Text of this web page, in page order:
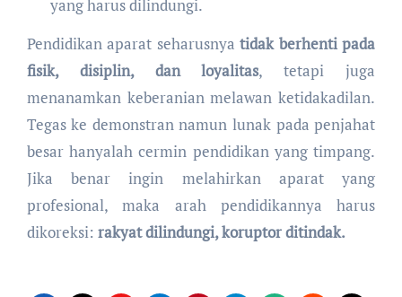
yang harus dilindungi.
Pendidikan aparat seharusnyatidak berhenti pada
fisik, disiplin, dan loyalitas, tetapi juga
menanamkan keberanian melawan ketidakadilan.
Tegas ke demonstran namun lunak pada penjahat
besar hanyalah cermin pendidikan yang timpang.
Jika benar ingin melahirkan aparat yang
profesional, maka arah pendidikannya harus
dikoreksi: rakyat dilindungi, koruptor ditindak.